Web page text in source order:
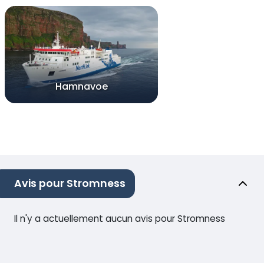
Hamnavoe
Avis pour Stromness
Il n'y a actuellement aucun avis pour Stromness